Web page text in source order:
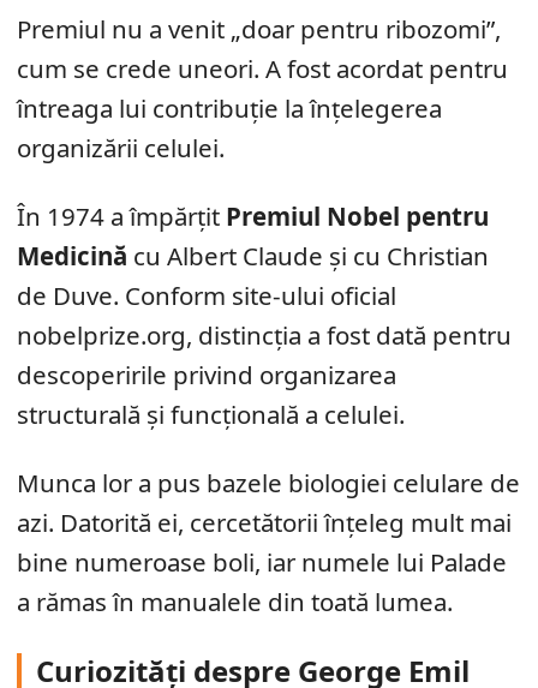
Premiul nu a venit „doar pentru ribozomi”,
cum se crede uneori. A fost acordat pentru
întreaga lui contribuție la înțelegerea
organizării celulei.
În 1974 a împărțit Premiul Nobel pentru
Medicină cu Albert Claude și cu Christian
de Duve. Conform site-ului oficial
nobelprize.org, distincția a fost dată pentru
descoperirile privind organizarea
structurală și funcțională a celulei.
Munca lor a pus bazele biologiei celulare de
azi. Datorită ei, cercetătorii înțeleg mult mai
bine numeroase boli, iar numele lui Palade
a rămas în manualele din toată lumea.
Curiozități despre George Emil